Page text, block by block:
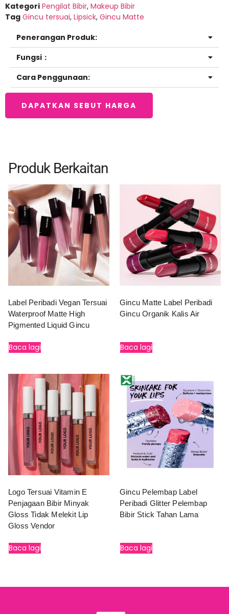
Kategori Pengilat Bibir, Makeup Bibir
Tag Gincu tersuai, Lipsick, Gincu Matte
Penerangan Produk:
Fungsi：
Cara Penggunaan:
DAPATKAN SEBUT HARGA
Produk Berkaitan
Label Peribadi Vegan Tersuai
Waterproof Matte High
Pigmented Liquid Gincu
Baca lagi
Gincu Matte Label Peribadi
Gincu Organik Kalis Air
Baca lagi
Logo Tersuai Vitamin E
Penjagaan Bibir Minyak
Gloss Tidak Melekit Lip
Gloss Vendor
Baca lagi
Gincu Pelembap Label
Peribadi Glitter Pelembap
Bibir Stick Tahan Lama
Baca lagi